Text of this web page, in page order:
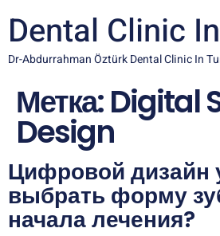
Dental Clinic
Dr-Abdurrahman Öztürk Dental Clinic In
Метка:Digital
Design
Цифровой дизайн
выбрать форму
начала лечения?